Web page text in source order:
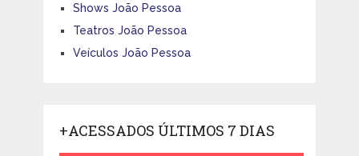
Shows João Pessoa
Teatros João Pessoa
Veículos João Pessoa
+ACESSADOS ÚLTIMOS 7 DIAS